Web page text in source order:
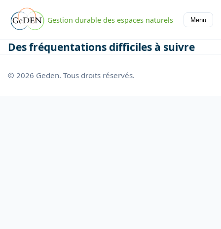
Gestion durable des espaces naturels Menu
Des fréquentations difficiles à suivre
© 2026 Geden. Tous droits réservés.